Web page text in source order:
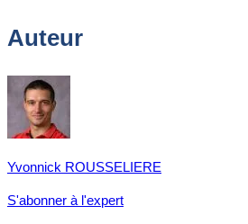
Auteur
Yvonnick ROUSSELIERE
S'abonner à l'expert